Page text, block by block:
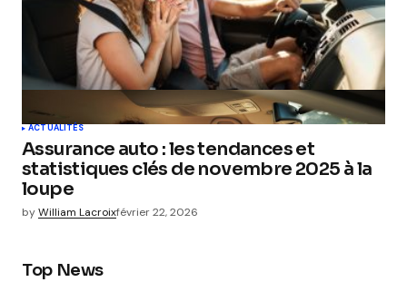
ACTUALITÉS
Assurance auto : les tendances et
statistiques clés de novembre 2025 à la
loupe
byWilliam Lacroixfévrier 22, 2026
Top News